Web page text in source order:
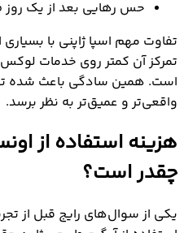
حس رهایی بعد از یک روز
تفاوت مهم اسپا ژاپنی با
تمرکز آن کمتر روی خدمات
است. همین سادگی باعث شده
واقعی‌تر و عمیق‌تر به نظر برسد.
هزینه استفاده از
چقدر است؟
یکی از سوال‌های رایج قبل از